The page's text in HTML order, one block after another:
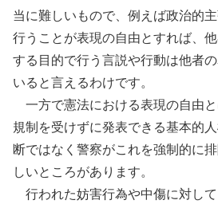
当に難しいもので、例えば政治的
行うことが表現の自由とすれば、
する目的で行う言説や行動は他者
いると言えるわけです。
一方で憲法における表現の自由
規制を受けずに発表できる基本的
断ではなく警察がこれを強制的に
しいところがあります。
行われた妨害行為や中傷に対し